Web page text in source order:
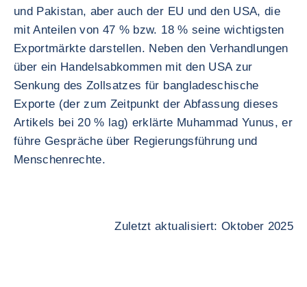
und Pakistan, aber auch der EU und den USA, die
mit Anteilen von 47 % bzw. 18 % seine wichtigsten
Exportmärkte darstellen. Neben den Verhandlungen
über ein Handelsabkommen mit den USA zur
Senkung des Zollsatzes für bangladeschische
Exporte (der zum Zeitpunkt der Abfassung dieses
Artikels bei 20 % lag) erklärte Muhammad Yunus, er
führe Gespräche über Regierungsführung und
Menschenrechte.
Zuletzt aktualisiert: Oktober 2025